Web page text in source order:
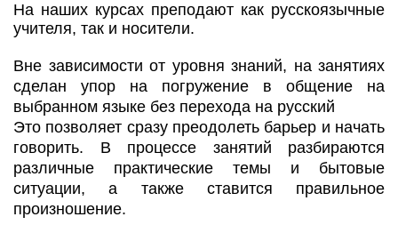
На наших курсах преподают как русскоязычные
учителя, так и носители.
Вне зависимости от уровня знаний, на занятиях
сделан упор на погружение в общение на
выбранном языке без перехода на русский
Это позволяет сразу преодолеть барьер и начать
говорить. В процессе занятий разбираются
различные практические темы и бытовые
ситуации, а также ставится правильное
произношение.